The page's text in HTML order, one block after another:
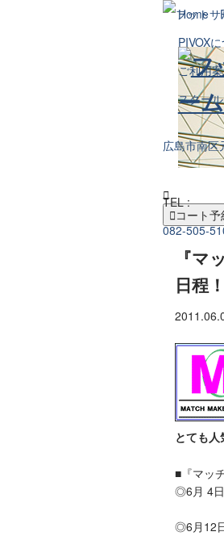

コート
PIVOX
ご利用
スクー
広島市南区
TEL :
082-505-
Home
『マ
日程
とても
■『マッ
◎6月 4日
◎6月12